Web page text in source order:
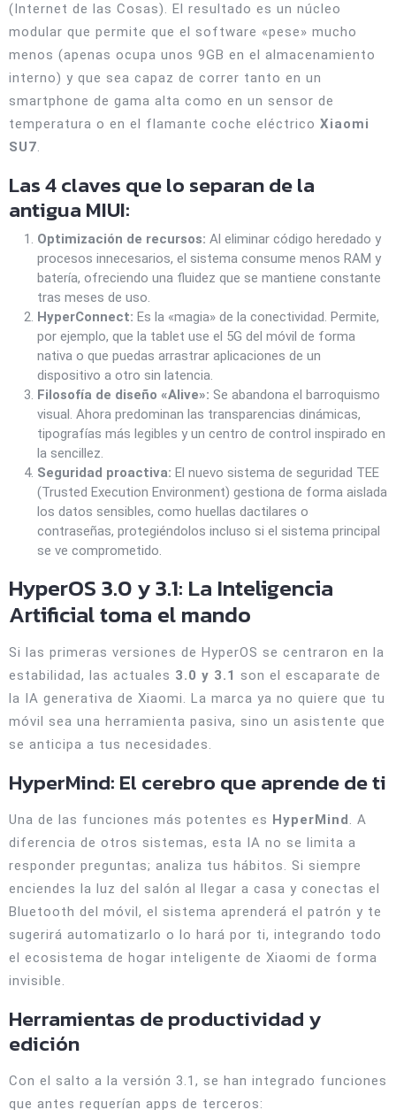
(Internet de las Cosas). El resultado es un núcleo
modular que permite que el software «pese» mucho
menos (apenas ocupa unos 9GB en el almacenamiento
interno) y que sea capaz de correr tanto en un
smartphone de gama alta como en un sensor de
temperatura o en el flamante coche eléctrico Xiaomi
SU7.
Las 4 claves que lo separan de la
antigua MIUI:
Optimización de recursos: Al eliminar código heredado y
procesos innecesarios, el sistema consume menos RAM y
batería, ofreciendo una fluidez que se mantiene constante
tras meses de uso.
HyperConnect: Es la «magia» de la conectividad. Permite,
por ejemplo, que la tablet use el 5G del móvil de forma
nativa o que puedas arrastrar aplicaciones de un
dispositivo a otro sin latencia.
Filosofía de diseño «Alive»: Se abandona el barroquismo
visual. Ahora predominan las transparencias dinámicas,
tipografías más legibles y un centro de control inspirado en
la sencillez.
Seguridad proactiva: El nuevo sistema de seguridad TEE
(Trusted Execution Environment) gestiona de forma aislada
los datos sensibles, como huellas dactilares o
contraseñas, protegiéndolos incluso si el sistema principal
se ve comprometido.
HyperOS 3.0 y 3.1: La Inteligencia
Artificial toma el mando
Si las primeras versiones de HyperOS se centraron en la
estabilidad, las actuales 3.0 y 3.1 son el escaparate de
la IA generativa de Xiaomi. La marca ya no quiere que tu
móvil sea una herramienta pasiva, sino un asistente que
se anticipa a tus necesidades.
HyperMind: El cerebro que aprende de ti
Una de las funciones más potentes es HyperMind. A
diferencia de otros sistemas, esta IA no se limita a
responder preguntas; analiza tus hábitos. Si siempre
enciendes la luz del salón al llegar a casa y conectas el
Bluetooth del móvil, el sistema aprenderá el patrón y te
sugerirá automatizarlo o lo hará por ti, integrando todo
el ecosistema de hogar inteligente de Xiaomi de forma
invisible.
Herramientas de productividad y
edición
Con el salto a la versión 3.1, se han integrado funciones
que antes requerían apps de terceros: